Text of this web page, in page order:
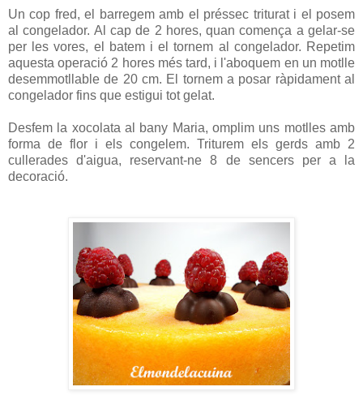
Un cop fred, el barregem amb el préssec triturat i el posem
al congelador. Al cap de 2 hores, quan comença a gelar-se
per les vores, el batem i el tornem al congelador. Repetim
aquesta operació 2 hores més tard, i l'aboquem en un motlle
desemmotllable de 20 cm. El tornem a posar ràpidament al
congelador fins que estigui tot gelat.
Desfem la xocolata al bany Maria, omplim uns motlles amb
forma de flor i els congelem. Triturem els gerds amb 2
cullerades d'aigua, reservant-ne 8 de sencers per a la
decoració.